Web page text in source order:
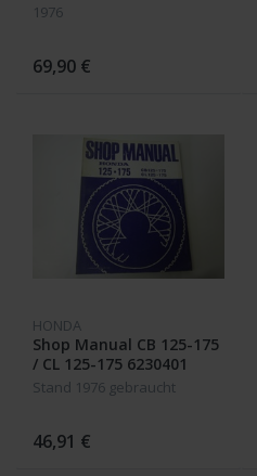
1976
69,90 €
HONDA
Shop Manual CB 125-175
/ CL 125-175 6230401
Stand 1976 gebraucht
46,91 €